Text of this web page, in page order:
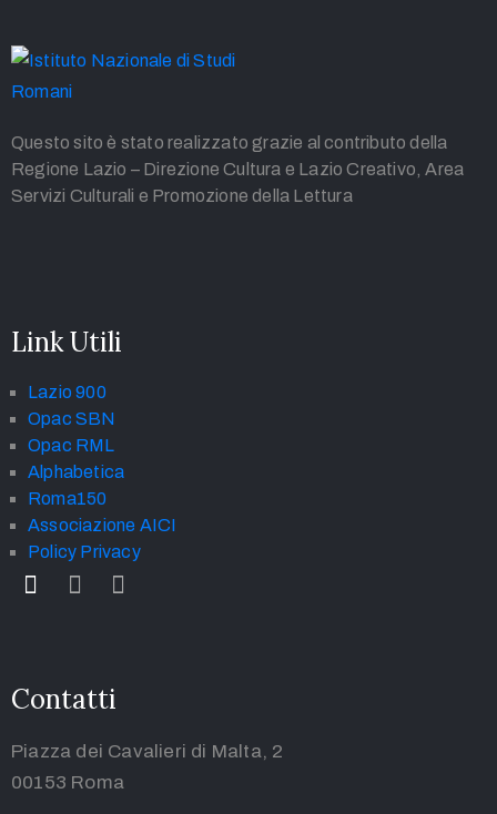
Questo sito è stato realizzato grazie al contributo della
Regione Lazio – Direzione Cultura e Lazio Creativo, Area
Servizi Culturali e Promozione della Lettura
Link Utili
Lazio 900
Opac SBN
Opac RML
Alphabetica
Roma150
Associazione AICI
Policy Privacy
Contatti
Piazza dei Cavalieri di Malta, 2
00153 Roma